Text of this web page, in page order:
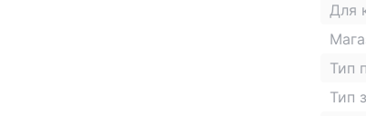
Для
Тип
Тип